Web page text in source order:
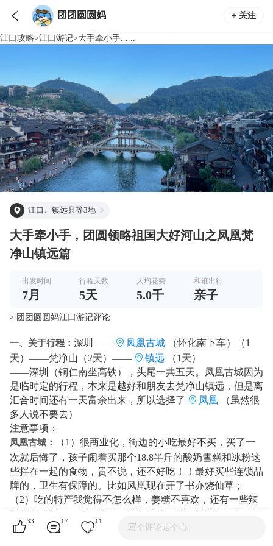
 团团圆圆妈 + 关注
江口 攻略>江口 游记>大手牵小手......
江口、镇远县等3地
大手牵小手，团圆领略祖国大好河山之凤凰梵
净山镇远篇
出发时间
7月
行程天数
5天
人均花费
5.0千
和谁出行
亲子
> 团团圆圆妈江口游记评论
一、关于行程： 深圳—— 凤凰古城
（怀化南下车）（1
天）——梵净山（2天）——
镇远
（1天）
——深圳（铜仁南坐高铁），头尾一共五天。凤凰古城因为
是临时定的行程，本来是越好和朋友去梵净山镇远，但是离
汇合时间还有一天富余出来，所以选择了
凤凰
（虽然很
多人说不要去）
注意事项：
凤凰古城：
（1）很商业化，街边的小吃最好不买，买了一
次就后悔了，孩子闹着买那个18.8半斤的酸奶雪糕和冰粉这
些拌在一起的食物，贵不说，还不好吃！！最好买些连锁品
牌的，卫生有保障的。比如凤凰现在开了书亦烧仙草；
（2）吃的特产我觉得不怎么样，姜糖不喜欢，还有一些辣
上进货来买的，要注意甄别，我18年前买这里就上过当，买
33 17 11
写个评论走个心